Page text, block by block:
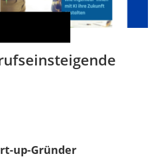
up-Gründer